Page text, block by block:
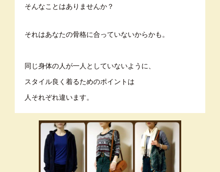
そんなことはありませんか？
それはあなたの骨格に合っていないからかも。
同じ身体の人が一人としていないように、
スタイル良く着るためのポイントは
人それぞれ違います。